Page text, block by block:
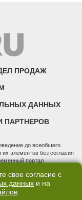
ПРОДАЖ
ДАННЫХ
ПАРТНЕРОВ
до всеобщего
элементов без согласия
портал
массовых коммуникаций
76634 от 02.09.2019
"66.ру". Юридический
свое согласие с
данных и на
.